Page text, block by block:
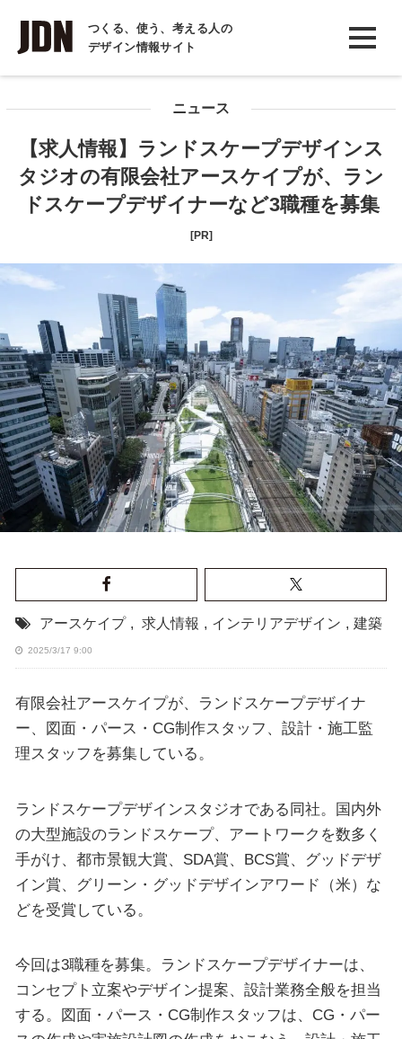
つくる、使う、考える人の
デザイン情報サイト
INTERVIEW
インタビュー
COLUMN
コラム
ニュース
【求人情報】ランドスケープデザインス
タジオの有限会社アースケイプが、ラン
ドスケープデザイナーなど3職種を募集
[PR]
アースケイプ , 求人情報 , インテリアデザイン , 建築
2025/3/17 9:00
有限会社アースケイプが、ランドスケープデザイナ
ー、図面・パース・CG制作スタッフ、設計・施工監
理スタッフを募集している。
ランドスケープデザインスタジオである同社。国内外
の大型施設のランドスケープ、アートワークを数多く
手がけ、都市景観大賞、SDA賞、BCS賞、グッドデザ
イン賞、グリーン・グッドデザインアワード（米）な
どを受賞している。
今回は3職種を募集。ランドスケープデザイナーは、
コンセプト立案やデザイン提案、設計業務全般を担当
する。図面・パース・CG制作スタッフは、CG・パー